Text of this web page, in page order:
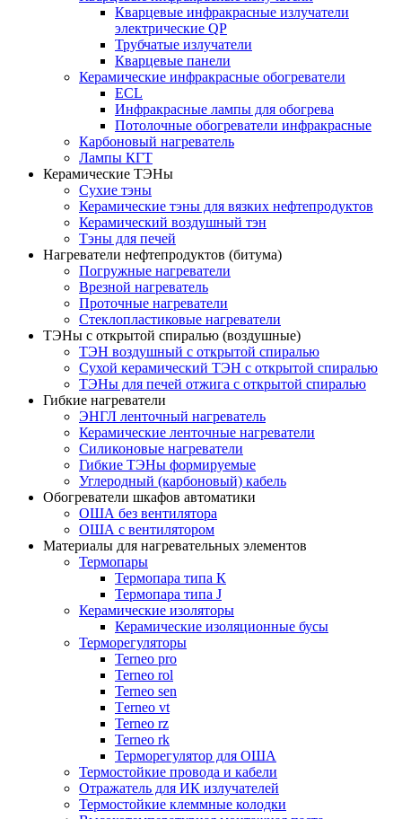
Кварцевые инфракрасные излучатели
электрические QP
Трубчатые излучатели
Кварцевые панели
Керамические инфракрасные обогреватели
ECL
Инфракрасные лампы для обогрева
Потолочные обогреватели инфракрасные
Карбоновый нагреватель
Лампы КГТ
Керамические ТЭНы
Сухие тэны
Керамические тэны для вязких нефтепродуктов
Керамический воздушный тэн
Тэны для печей
Нагреватели нефтепродуктов (битума)
Погружные нагреватели
Врезной нагреватель
Проточные нагреватели
Стеклопластиковые нагреватели
ТЭНы с открытой спиралью (воздушные)
ТЭН воздушный с открытой спиралью
Сухой керамический ТЭН с открытой спиралью
ТЭНы для печей отжига с открытой спиралью
Гибкие нагреватели
ЭНГЛ ленточный нагреватель
Керамические ленточные нагреватели
Силиконовые нагреватели
Гибкие ТЭНы формируемые
Углеродный (карбоновый) кабель
Обогреватели шкафов автоматики
ОША без вентилятора
ОША с вентилятором
Материалы для нагревательных элементов
Термопары
Термопара типа К
Термопара типа J
Керамические изоляторы
Керамические изоляционные бусы
Терморегуляторы
Terneo pro
Terneo rol
Terneo sen
Тerneo vt
Terneo rz
Terneo rk
Терморегулятор для ОША
Термостойкие провода и кабели
Отражатель для ИК излучателей
Термостойкие клеммные колодки